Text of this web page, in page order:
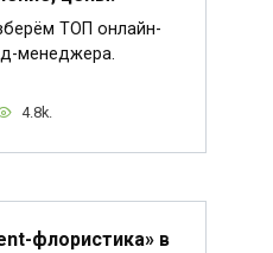
ТОП онлайн-
менеджера.
4.8k.
флористика» в